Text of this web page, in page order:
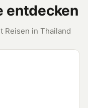
entdecken
Reisen in Thailand